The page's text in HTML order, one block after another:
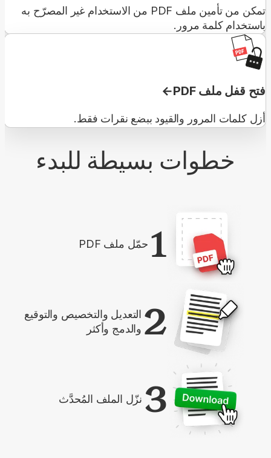
تمكن من تأمين ملف PDF من الاستخدام غير المصرّح به
باستخدام كلمة مرور.
فتح قفل ملف PDF
أزل كلمات المرور والقيود ببضع نقرات فقط.
خطوات بسيطة للبدء
1 حمّل ملف PDF
2 التعديل والتخصيص والتوقيع
والدمج وأكثر
3 نزّل الملف المُحدَّث